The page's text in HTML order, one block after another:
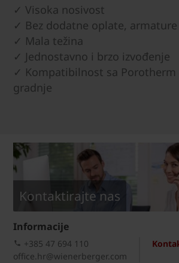
✓ Visoka nosivost
✓ Bez dodatne oplate,
✓ Mala težina
✓ Jednostavno i brzo izvođenje
✓ Kompatibilnost sa Porotherm
gradnje
Kontaktirajte nas
Informacije
+385 47 694 110
office.hr@wienerberger.com